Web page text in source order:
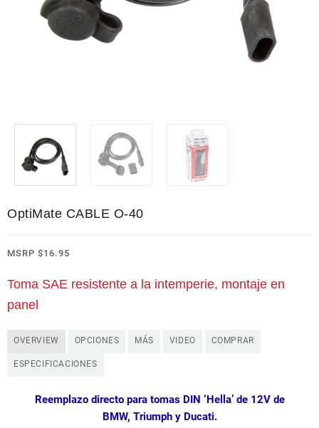
OptiMate CABLE O-40
MSRP $16.95
Toma SAE resistente a la intemperie, montaje en
panel
OVERVIEW OPCIONES MÁS VIDEO COMPRAR
ESPECIFICACIONES
Reemplazo directo para tomas DIN ‘Hella’ de 12V de
BMW, Triumph y Ducati.